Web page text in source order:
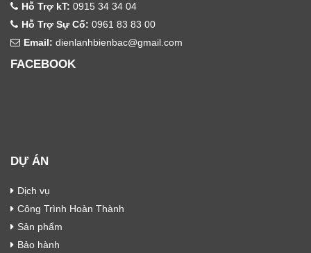
Hỗ Trợ kT: 0915 34 34 04
Hỗ Trợ Sự Cố: 0961 83 83 00
Email: dienlanhbienbac@gmail.com
FACEBOOK
DỰ ÁN
Dịch vụ
Công Trình Hoàn Thành
Sản phẩm
Bảo hành